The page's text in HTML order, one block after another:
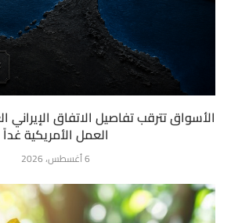
الأسواق تترقب تفاصيل الاتفاق
العمل الأمريكية غداً
6 أغسطس، 2026